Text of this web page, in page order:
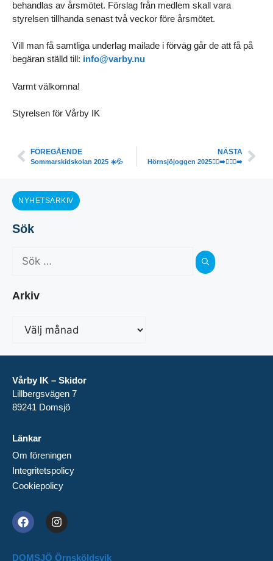
NYHETSARKIV
Sök
Arkiv
behandlas av årsmötet. Förslag från medlem skall vara
styrelsen tillhanda senast två veckor före årsmötet.
Vill man få samtliga underlag mailade i förväg går de att få på
begäran ställd till: info@varby.nu
Varmt välkomna!
Styrelsen för Vårby IK
FÖREGÅENDE
Sommarskidskolan 2025 ☀️💦
NÄSTA
Hörnsjöjoggen 2025🏃‍♀️‍➡️🏃🏽‍♂️‍➡️
Vårby IK – Skidor
Lillbergsvägen 7
89241 Domsjö
Länkar
Om föreningen
Integritetspolicy
Cookiepolicy
DOMSJÖ Örnsköldsvik